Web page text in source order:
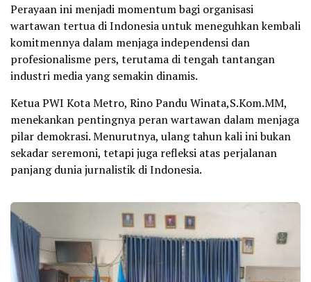
Perayaan ini menjadi momentum bagi organisasi
wartawan tertua di Indonesia untuk meneguhkan kembali
komitmennya dalam menjaga independensi dan
profesionalisme pers, terutama di tengah tantangan
industri media yang semakin dinamis.
Ketua PWI Kota Metro, Rino Pandu Winata,S.Kom.MM,
menekankan pentingnya peran wartawan dalam menjaga
pilar demokrasi. Menurutnya, ulang tahun kali ini bukan
sekadar seremoni, tetapi juga refleksi atas perjalanan
panjang dunia jurnalistik di Indonesia.